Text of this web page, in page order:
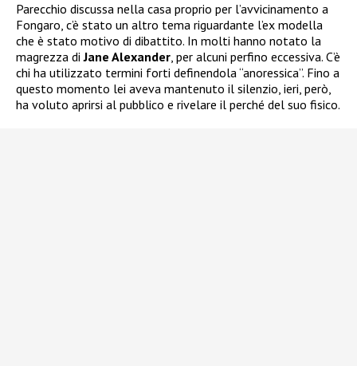
Parecchio discussa nella casa proprio per l’avvicinamento a
Fongaro, c’è stato un altro tema riguardante l’ex modella
che è stato motivo di dibattito. In molti hanno notato la
magrezza diJane Alexander, per alcuni perfino eccessiva. C’è
chi ha utilizzato termini forti definendola “anoressica”. Fino a
questo momento lei aveva mantenuto il silenzio, ieri, però,
ha voluto aprirsi al pubblico e rivelare il perché del suo fisico.